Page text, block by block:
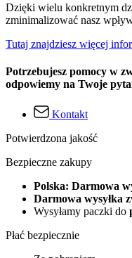
Dzięki wielu konkretnym
zminimalizować nasz
Tutaj znajdziesz więcej
Potrzebujesz pomocy w
odpowiemy na Twoje
Kontakt
Potwierdzona jakość
Bezpieczne zakupy
Polska: Darmowa
Darmowa wysyłka
Wysyłamy paczki do
Płać bezpiecznie